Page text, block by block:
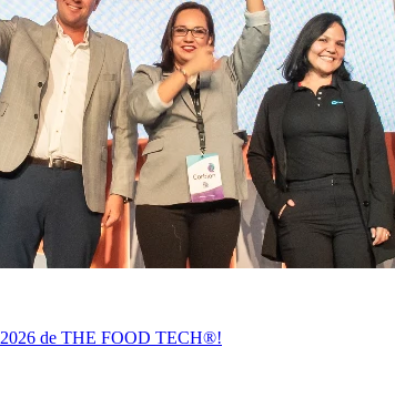
2026 de THE FOOD TECH®!